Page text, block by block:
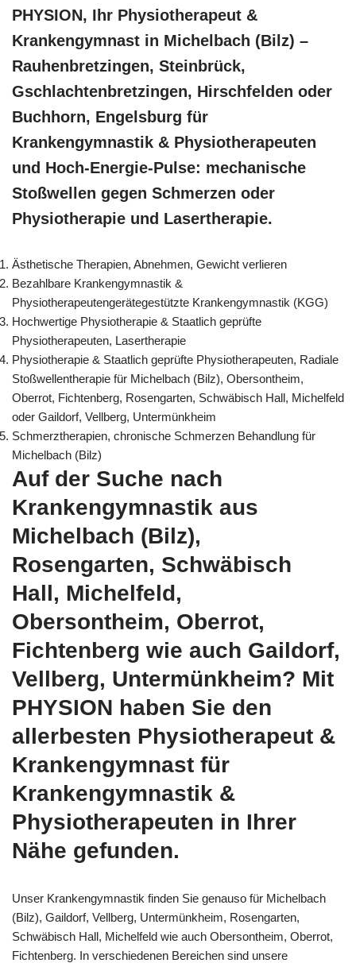
PHYSION, Ihr Physiotherapeut &
Krankengymnast in Michelbach (Bilz) –
Rauhenbretzingen, Steinbrück,
Gschlachtenbretzingen, Hirschfelden oder
Buchhorn, Engelsburg für
Krankengymnastik & Physiotherapeuten
und Hoch-Energie-Pulse: mechanische
Stoßwellen gegen Schmerzen oder
Physiotherapie und Lasertherapie.
Ästhetische Therapien, Abnehmen, Gewicht verlieren
Bezahlbare Krankengymnastik &
Physiotherapeutengerätegestützte Krankengymnastik (KGG)
Hochwertige Physiotherapie & Staatlich geprüfte
Physiotherapeuten, Lasertherapie
Physiotherapie & Staatlich geprüfte Physiotherapeuten, Radiale
Stoßwellentherapie für Michelbach (Bilz), Obersontheim,
Oberrot, Fichtenberg, Rosengarten, Schwäbisch Hall, Michelfeld
oder Gaildorf, Vellberg, Untermünkheim
Schmerztherapien, chronische Schmerzen Behandlung für
Michelbach (Bilz)
Auf der Suche nach
Krankengymnastik aus
Michelbach (Bilz),
Rosengarten, Schwäbisch
Hall, Michelfeld,
Obersontheim, Oberrot,
Fichtenberg wie auch Gaildorf,
Vellberg, Untermünkheim? Mit
PHYSION haben Sie den
allerbesten Physiotherapeut &
Krankengymnast für
Krankengymnastik &
Physiotherapeuten in Ihrer
Nähe gefunden.
Unser Krankengymnastik finden Sie genauso für Michelbach
(Bilz), Gaildorf, Vellberg, Untermünkheim, Rosengarten,
Schwäbisch Hall, Michelfeld wie auch Obersontheim, Oberrot,
Fichtenberg. In verschiedenen Bereichen sind unsere